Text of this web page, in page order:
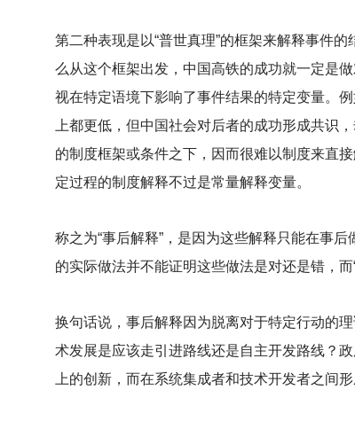
第二种表现是以“普世真理”的框架来解释事件
么从这个框架出发，中国高铁的成功就一定是
视在特定语境下影响了事件结果的特定变量。
上都更低，但中国社会对后者的成功形成共识
的制度框架或条件之下，因而很难以制度来直
定过程的制度解释不过是常量解释变量。
称之为“事后解释”，是因为这些解释只能在事
的实际做法并不能证明这些做法是对还是错，
换句话说，事后解释因为脱离对于特定行动的
术发展是应该走引进路线还是自主开发路线？
上的创新，而在系统集成者和技术开发者之间